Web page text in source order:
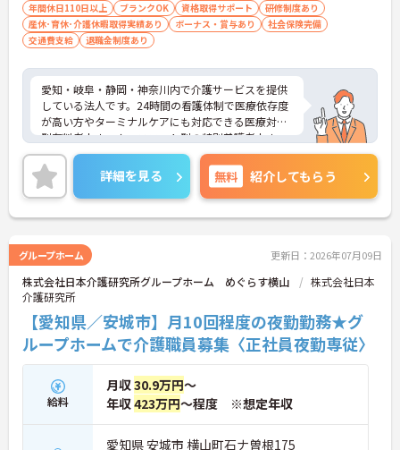
年間休日110日以上
ブランクOK 資格取得サポート
研修制度あり
産休･育休･介護休暇取得実績あり
ボーナス・賞与あり
社会保険完備
交通費支給
退職金制度あり
愛知・岐阜・静岡・神奈川内で介護サービスを提供
している法人です。24時間の看護体制で医療依存度
が高い方やターミナルケアにも対応できる医療対応
型有料老人ホーム、ユニット型の特別養護老人ホー
ムを運営しています。利用者様とスタッフとの距離
も近く、一人ひとりに寄り添ったケアが実現できま
す。福利厚生も整っており長く安心してご就業でき
る環境です。ご興味ある方には、面接対策ポイント
など、さらに詳細をお話しいたしますのでお気軽に
詳細を見る 無料 紹介してもらう
グループホーム 更新日：2026年07月09日
株式会社日本介護研究所グループホーム めぐらす横山
株式会社日本
介護研究所
【愛知県／安城市】月10回程度の夜勤勤務★グ
ループホームで介護職員募集〈正社員夜勤専従〉
給料
月収30.9万円～
年収423万円～程度 ※想定年収
愛知県 安城市 横山町石ナ曽根175